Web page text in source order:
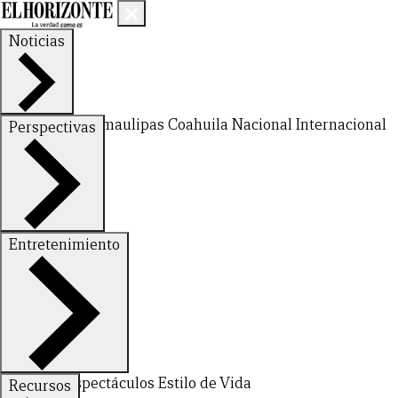
Noticias
Nuevo LeónTamaulipas Coahuila NacionalInternacional
Perspectivas
FinanzasOpinión
Entretenimiento
DeportesEspectáculos Estilo de Vida
Recursos
CERRAR